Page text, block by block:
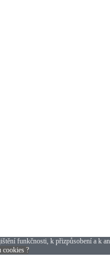
funkčnosti, k přizpůsobení a k
cookies ?